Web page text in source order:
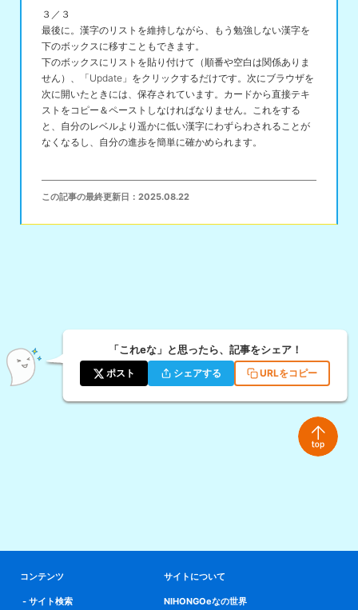
３／３
最後に。漢字のリストを維持しながら、もう勉強しない漢字を
下のボックスに移すこともできます。
下のボックスにリストを貼り付けて（順番や空白は関係ありま
せん）、「Update」をクリックするだけです。次にブラウザを
次に開いたときには、保存されています。カードから直接テキ
ストをコピー＆ペーストしなければなりません。これをする
と、自分のレベルより遥かに低い漢字にわずらわされることが
なくなるし、自分の進歩を簡単に確かめられます。
この記事の最終更新日： 2025.08.22
「これeな」と思ったら、記事をシェア！
ポスト シェアする URLをコピー
コンテンツ
サイト検索
サイトについて
NIHONGOeなの世界